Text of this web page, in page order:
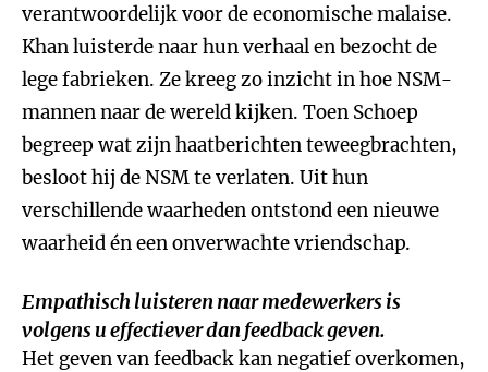
verantwoordelijk voor de economische malaise.
Khan luisterde naar hun verhaal en bezocht de
lege fabrieken. Ze kreeg zo inzicht in hoe NSM-
mannen naar de wereld kijken. Toen Schoep
begreep wat zijn haatberichten teweegbrachten,
besloot hij de NSM te verlaten. Uit hun
verschillende waarheden ontstond een nieuwe
waarheid én een onverwachte vriendschap.
Empathisch luisteren naar medewerkers is
volgens u effectiever dan feedback geven.
Het geven van feedback kan negatief overkomen,